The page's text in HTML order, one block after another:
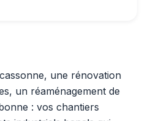
une rénovation
un réaménagement de
: vos chantiers